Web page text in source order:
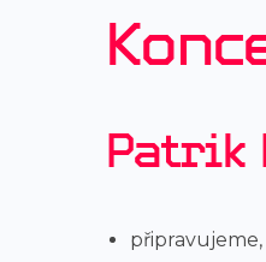
Patrik
připravujeme,